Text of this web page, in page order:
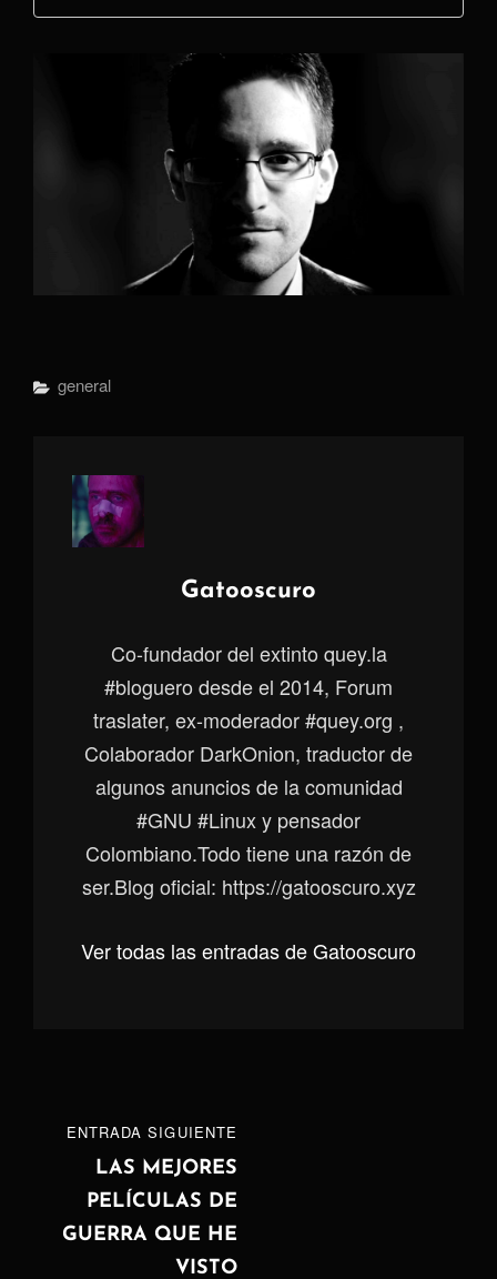
Categorías
General
Autor:
Gatooscuro
Co-fundador del extinto quey.la
#bloguero desde el 2014, Forum
traslater, ex-moderador #quey.org ,
Colaborador DarkOnion, traductor de
algunos anuncios de la comunidad
#GNU #Linux y pensador
Colombiano.Todo tiene una razón de
ser.Blog oficial: https://gatooscuro.xyz
Ver todas las entradas de Gatooscuro
Navegación
entradas
ENTRADA
SIGUIENTE
ENTRADA SIGUIENTE
LAS MEJORES
PELÍCULAS DE
GUERRA QUE HE
VISTO